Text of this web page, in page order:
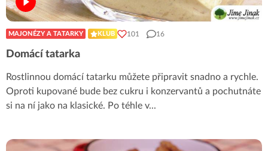
MAJONÉZY A TATARKY KLUB 101 16
Domácí tatarka
Rostlinnou domácí tatarku můžete připravit snadno a rychle.
Oproti kupované bude bez cukru i konzervantů a pochutnáte
si na ní jako na klasické. Po téhle v...